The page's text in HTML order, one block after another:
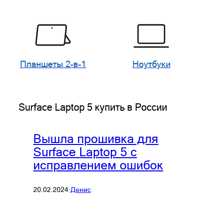
Планшеты 2-в-1 Ноутбуки
Surface Laptop 5 купить в России
Вышла прошивка для
Surface Laptop 5 с
исправлением ошибок
20.02.2024·Денис